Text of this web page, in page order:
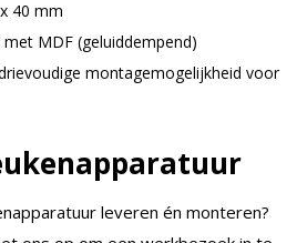
40 mm
MDF (geluiddempend)
montagemogelijkheid voor
leveren én monteren?